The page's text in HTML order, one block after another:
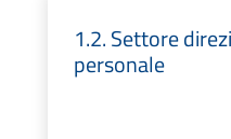
1.2. Settore
personale